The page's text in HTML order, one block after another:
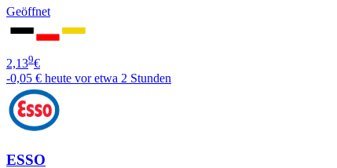
Geöffnet
2,139€
-0,05 € heute vor etwa 2 Stunden
ESSO